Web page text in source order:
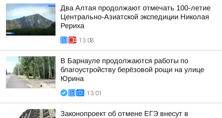
Два Алтая продолжают отмечать 100-летие
Центрально-Азиатской экспедиции Николая
Рериха
13:08
В Барнауле продолжаются работы по
благоустройству берёзовой рощи на улице
Юрина
13:01
Законопроект об отмене ЕГЭ внесут в